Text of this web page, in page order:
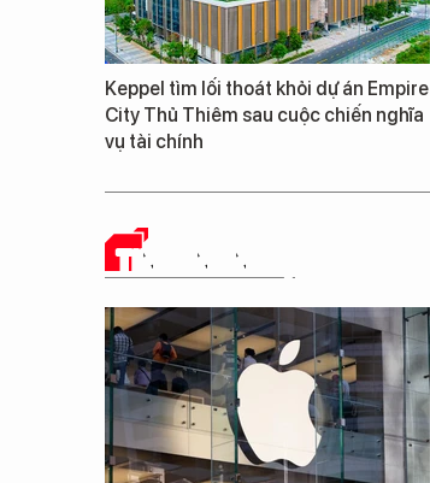
Keppel tìm lối thoát khỏi dự án Empire
City Thủ Thiêm sau cuộc chiến nghĩa
vụ tài chính
TIN CÔNG NGHỆ